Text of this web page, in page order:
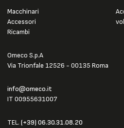
Omeco S.p.A
Via Trionfale 12526 - 00135 Roma
info@omeco.it
IT 00955631007
TEL. (+39) 06.30.31.08.20
Macchinari
Accessori
Ricambi